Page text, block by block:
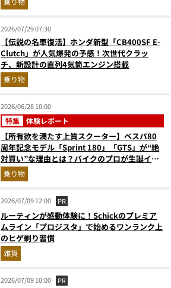
2026/07/29 07:30
【伝説の名車復活】ホンダ新型「CB400SF E-
Clutch」が人気爆発の予感！次世代クラッ
チ、新設計の直列4気筒エンジン搭載
乗り物
2026/06/28 10:00
特集 体験レポート
【所有欲を満たす上質スクーター】ベスパ80
周年記念モデル「Sprint 180」「GTS」が“絶
対買い”な理由とは？バイクのプロが生誕イベ
ントから実車レビュー！
乗り物
2026/07/09 12:00 PR
ルーティンが感動体験に！Schickのプレミア
ムライン「プロジスタ」で始めるワンランク上
のヒゲ剃り習慣
雑貨
2026/07/09 10:00 PR